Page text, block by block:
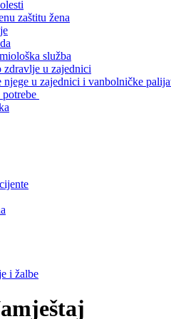
zaštitu žena
služba
zdravlje u zajednici
njege u zajednici i vanbolničke
i žalbe